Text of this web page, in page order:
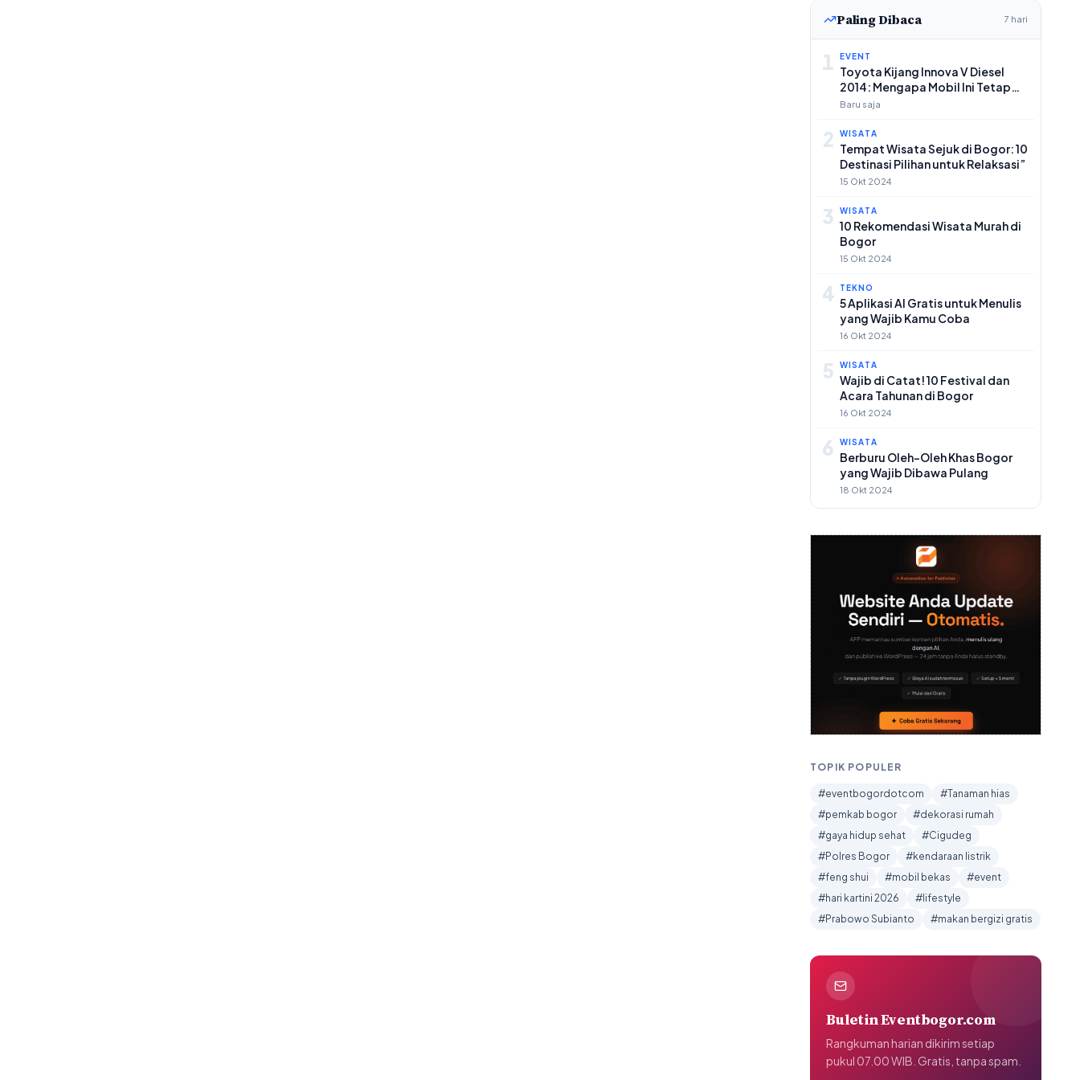
Paling Dibaca 7 hari
1 EVENT
Toyota Kijang Innova V Diesel
2014: Mengapa Mobil Ini Tetap
Populer di Pasar Mobil Bekas
Baru saja
2 WISATA
Tempat Wisata Sejuk di Bogor: 10
Destinasi Pilihan untuk Relaksasi”
15 Okt 2024
3 WISATA
10 Rekomendasi Wisata Murah di
Bogor
15 Okt 2024
4 TEKNO
5 Aplikasi AI Gratis untuk Menulis
yang Wajib Kamu Coba
16 Okt 2024
5 WISATA
Wajib di Catat! 10 Festival dan
Acara Tahunan di Bogor
16 Okt 2024
6 WISATA
Berburu Oleh-Oleh Khas Bogor
yang Wajib Dibawa Pulang
18 Okt 2024
TOPIK POPULER
#eventbogordotcom
#Tanaman hias
#pemkab bogor
#dekorasi rumah
#gaya hidup sehat
#Cigudeg
#Polres Bogor
#kendaraan listrik
#feng shui
#mobil bekas
#event
#hari kartini 2026
#lifestyle
#Prabowo Subianto
#makan bergizi gratis
Buletin Eventbogor.com
Rangkuman harian dikirim setiap
pukul 07.00 WIB. Gratis, tanpa spam.